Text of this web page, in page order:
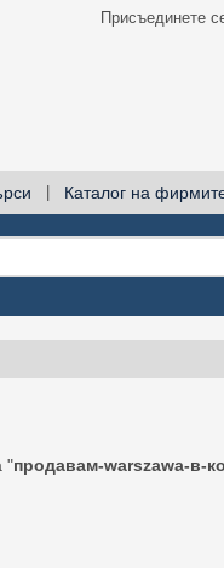
Присъединете
Каталог на
"продавам-warszawa-в-